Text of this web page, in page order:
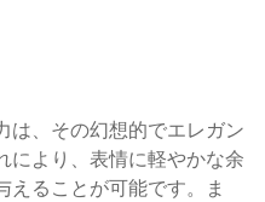
は、その幻想的でエレガン
により、表情に軽やかな余
えることが可能です。ま